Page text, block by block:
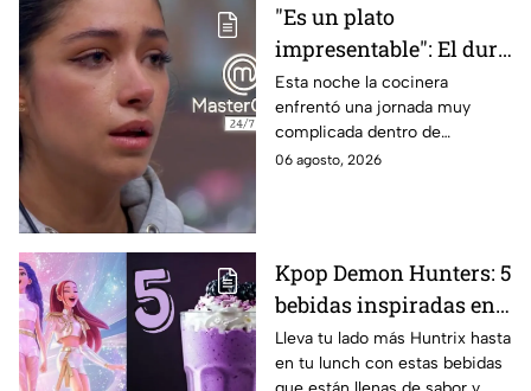
"Es un plato
impresentable": El duro
regaño que hizo llorar a
Michelle dentro de
MasterChef 24/7
Esta noche la cocinera
enfrentó una jornada muy
complicada dentro de
MasterChef 24/7.
06 agosto, 2026
Kpop Demon Hunters: 5
bebidas inspiradas en
las guerreras Huntrix
para llevar a la escuela
Lleva tu lado más Huntrix hasta
en tu lunch con estas bebidas